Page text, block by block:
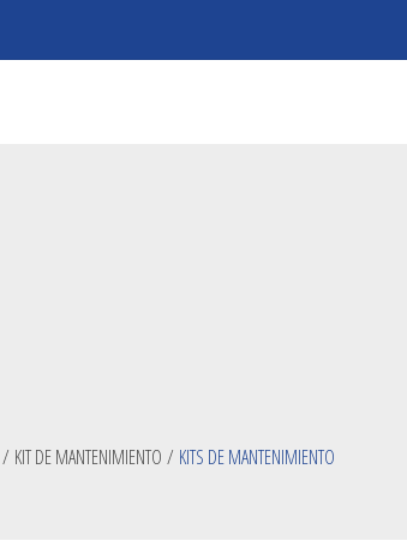
/ KIT DE MANTENIMIENTO / KITS DE MANTENIMIENTO